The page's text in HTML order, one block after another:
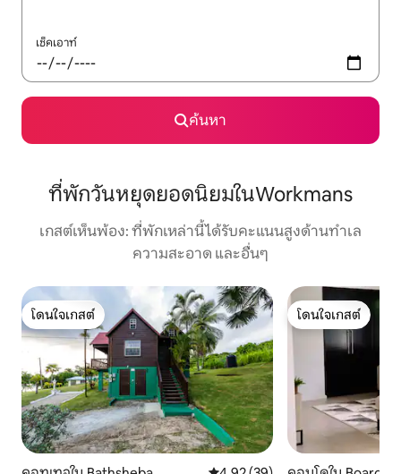
เช็คเอาท์
ค้นหา
ที่พักวันหยุดยอดนิยมในWorkmans
เกสต์เห็นพ้อง: ที่พักเหล่านี้ได้รับคะแนนสูงด้านทำเล
ความสะอาด และอื่นๆ
โดนใจเกสต์
โดนใจเกสต์
โดนใจเกสต์
โดนใจเกสต์